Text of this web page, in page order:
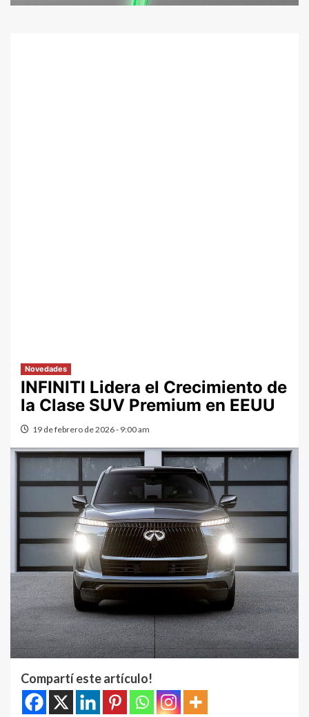
Novedades
INFINITI Lidera el Crecimiento de
la Clase SUV Premium en EEUU
19 de febrero de 2026 - 9:00 am
Compartí este artículo!